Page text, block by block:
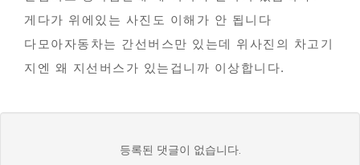
수
게다가 위에있는 사진도 이해가 안 됩니다
다모아자동차는 간선버스만 있는데 위사진의 차고기
지엔 왜 지선버스가 있는겁니까 이상합니다.
등록된 댓글이 없습니다.